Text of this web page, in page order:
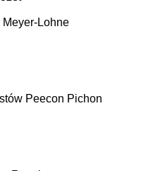
Meyer-Lohne
Peecon Pichon